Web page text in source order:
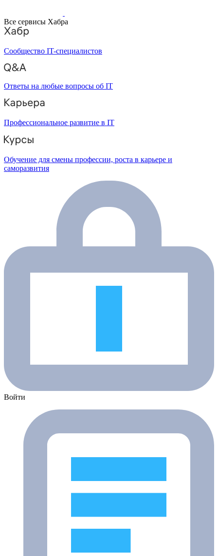
Все сервисы Хабра
Сообщество IT-специалистов
Ответы на любые вопросы об IT
Профессиональное развитие в IT
Обучение для смены профессии, роста в карьере и
саморазвития
Войти